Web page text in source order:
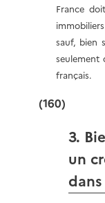
France
sauf, bien
seulement
français.
(160)
3.
un